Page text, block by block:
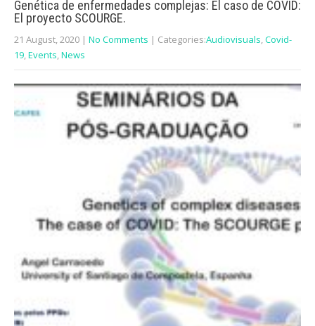
Genética de enfermedades complejas: El caso de COVID:
El proyecto SCOURGE.
21 August, 2020 | No Comments | Categories:Audiovisuals,Covid-
19,Events,News